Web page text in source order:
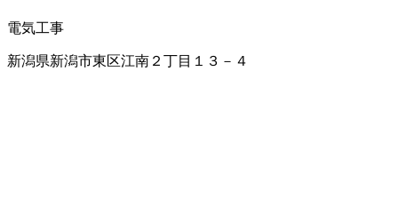
電気工事
新潟県新潟市東区江南２丁目１３－４